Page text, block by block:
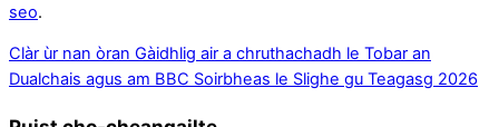
seo.
Clàr ùr nan òran Gàidhlig air a chruthachadh le Tobar an
Dualchais agus am BBC Soirbheas le Slighe gu Teagasg 2026